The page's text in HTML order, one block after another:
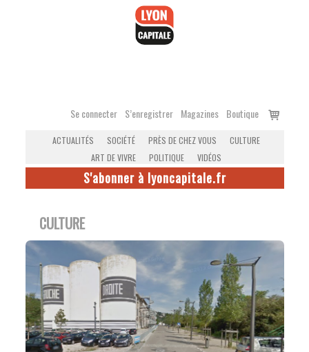
Se connecter S’enregistrer Magazines Boutique
Voir
ACTUALITÉS SOCIÉTÉ PRÈS DE CHEZ VOUS
CULTURE
ART DE VIVRE
POLITIQUE VIDÉOS
S'abonner à lyoncapitale.fr
CULTURE